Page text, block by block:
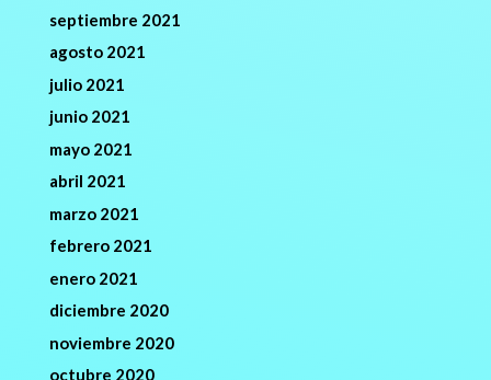
septiembre 2021
agosto 2021
julio 2021
junio 2021
mayo 2021
abril 2021
marzo 2021
febrero 2021
enero 2021
diciembre 2020
noviembre 2020
octubre 2020